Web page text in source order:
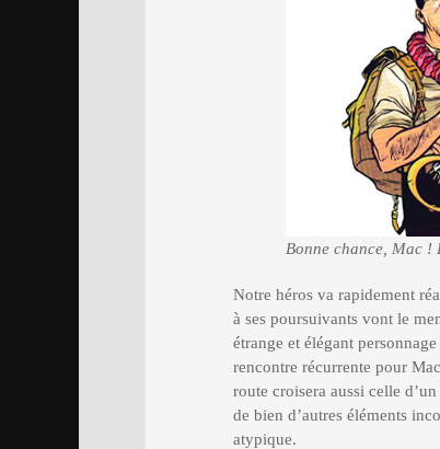
Bonne chance, Mac !
Notre héros va rapidement
à ses poursuivants vont le
étrange et élégant
rencontre récurrente pour
route croisera aussi celle
de bien d’autres éléments
atypique.